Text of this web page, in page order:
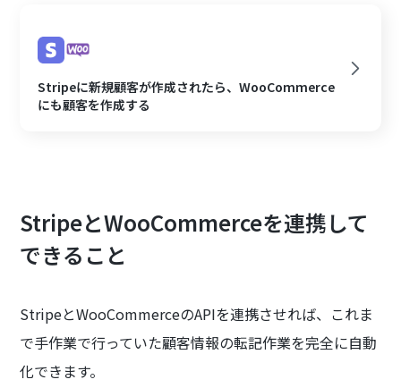
Stripeに新規顧客が作成されたら、WooCommerce
にも顧客を作成する
StripeとWooCommerceを連携して
できること
StripeとWooCommerceのAPIを連携させれば、これま
で手作業で行っていた顧客情報の転記作業を完全に自動
化できます。